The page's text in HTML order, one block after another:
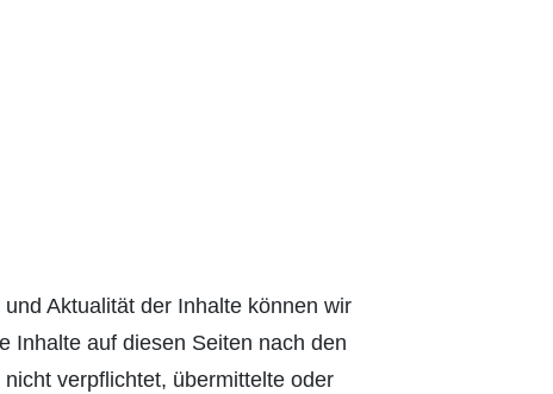
Aktualität der Inhalte können wir
Inhalte auf diesen Seiten nach den
verpflichtet, übermittelte oder